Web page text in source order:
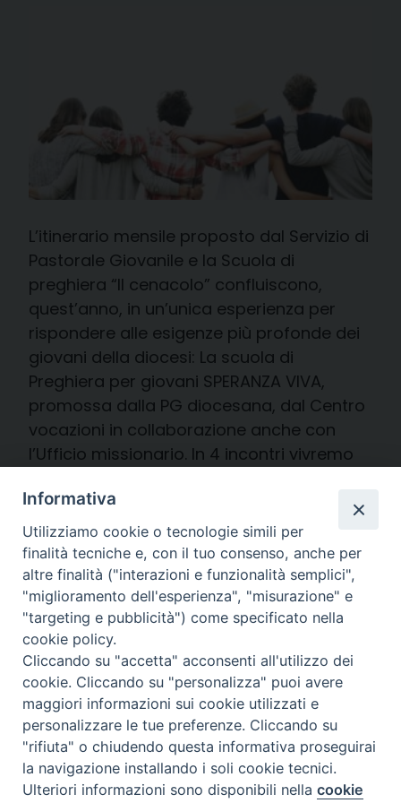
L’itinerario mensile proposto dal Servizio di
Pastorale Giovanile e la Scuola di
preghiera “Il cenacolo” confluiscono,
quest’anno, in un’unica esperienza per
rispondere alle esigenze più profonde dei
giovani della diocesi: La scuola di
Preghiera per giovani SPERANZA VIVA,
promossa dalla PG diocesana, dal Centro
vocazioni in collaborazione anche con
l’Ufficio missionario. In 4 incontri vivremo
NEWS UFFICIO DI PASTORALE GIOVANILE
In viaggio… non turisti, ma
pellegrini!
Gli Itinerari di preghiera per gli
adolescenti (13-18 anni) e per i
giovani (dai 19 anni in su)
Preferenze Cookie
Informativa
Utilizziamo cookie o tecnologie simili per
finalità tecniche e, con il tuo consenso, anche per
altre finalità ("interazioni e funzionalità semplici",
"miglioramento dell'esperienza", "misurazione" e
"targeting e pubblicità") come specificato nella
cookie policy.
Cliccando su "accetta" acconsenti all'utilizzo dei
cookie. Cliccando su "personalizza" puoi avere
maggiori informazioni sui cookie utilizzati e
personalizzare le tue preferenze. Cliccando su
"rifiuta" o chiudendo questa informativa proseguirai
la navigazione installando i soli cookie tecnici.
Ulteriori informazioni sono disponibili nellacookie